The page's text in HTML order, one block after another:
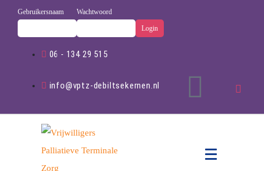
Gebruikersnaam Wachtwoord
06 - 134 29 515
info@vptz-debiltsekernen.nl